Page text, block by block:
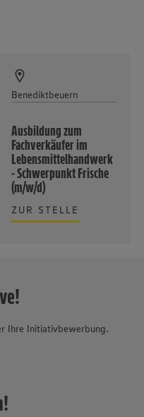
Benediktbeuern
Ausbildung zum
Fachverkäufer im
Lebensmittelhandwerk
- Schwerpunkt Frische
(m/w/d)
ZUR STELLE
Ihre Initiativbewerbung.